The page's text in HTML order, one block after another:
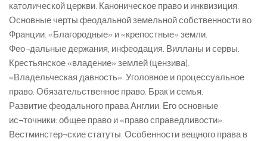
католической церкви. Каноническое право и инквизиция.
Основные черты феодальной земельной собственности во
Франции. «Благородные» и «крепостные» земли.
Фео¬дальные держания, инфеодация. Вилланы и сервы.
Крестьянское «владение» землей (цензива).
«Владельческая давность». Уголовное и процессуальное
право. Обязательственное право. Брак и семья.
Развитие феодального права Англии. Его основные
ис¬точники: общее право и «право справедливости».
Вестминстер¬ские статуты. Особенности вещного права в